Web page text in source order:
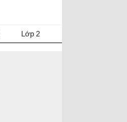
Lớp 2